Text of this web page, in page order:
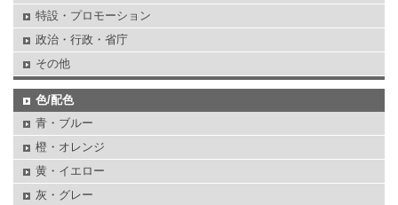
特設・プロモーション
政治・行政・省庁
その他
色/配色
青・ブルー
橙・オレンジ
黄・イエロー
灰・グレー